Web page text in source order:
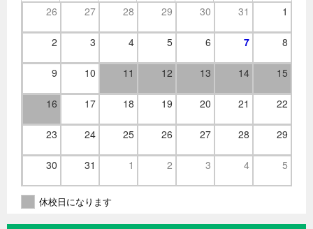
26 27 28 29 30 31 1
2 3 4 5 6 7 8
9 10 11 12 13 14 15
16 17 18 19 20 21 22
23 24 25 26 27 28 29
30 31 1 2 3 4 5
休校日になります